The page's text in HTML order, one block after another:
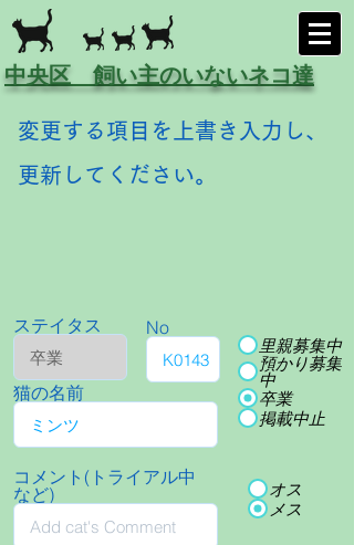
中央区 飼い主のいないネコ達
変更する項目を上書き入力し、
更新してください。
ステイタス No
猫の名前
里親募集中
預かり募集
中
卒業
掲載中止
コメント(トライアル中
など)
オス
メス